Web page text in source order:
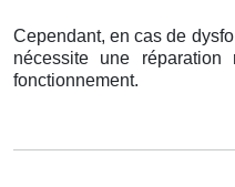
Cependant, en cas de
nécessite une
fonctionnement.